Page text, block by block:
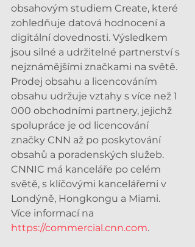
obsahovým studiem Create, které
zohledňuje datová hodnocení a
digitální dovednosti. Výsledkem
jsou silné a udržitelné partnerství s
nejznámějšími značkami na světě.
Prodej obsahu a licencováním
obsahu udržuje vztahy s více než 1
000 obchodními partnery, jejichž
spolupráce je od licencování
značky CNN až po poskytování
obsahů a poradenských služeb.
CNNIC má kanceláře po celém
světě, s klíčovými kancelářemi v
Londýně, Hongkongu a Miami.
Více informací na
https://commercial.cnn.com.